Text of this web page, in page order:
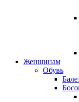
Женщинам
Обувь